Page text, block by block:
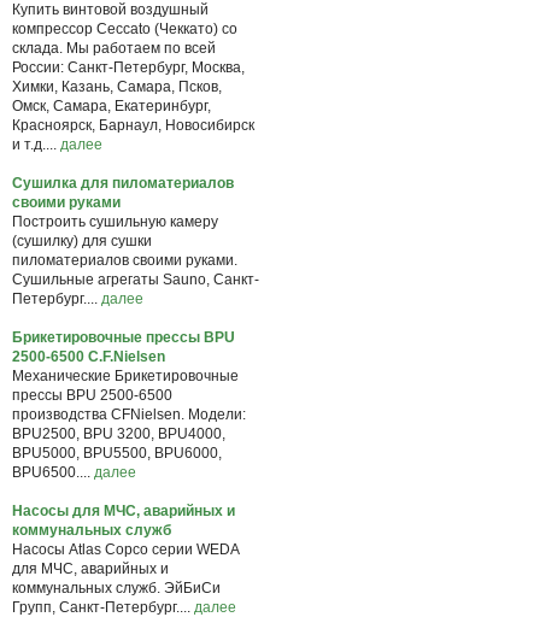
Купить винтовой воздушный
компрессор Ceccato (Чеккато) со
склада. Мы работаем по всей
России: Санкт-Петербург, Москва,
Химки, Казань, Самара, Псков,
Омск, Самара, Екатеринбург,
Красноярск, Барнаул, Новосибирск
и т.д.... далее
Сушилка для пиломатериалов
своими руками
Построить сушильную камеру
(сушилку) для сушки
пиломатериалов своими руками.
Сушильные агрегаты Sauno, Санкт-
Петербург.... далее
Брикетировочные прессы BPU
2500-6500 C.F.Nielsen
Механические Брикетировочные
прессы BPU 2500-6500
производства CFNielsen. Модели:
BPU2500, BPU 3200, BPU4000,
BPU5000, BPU5500, BPU6000,
BPU6500.... далее
Насосы для МЧС, аварийных и
коммунальных служб
Насосы Atlas Copco серии WEDA
для МЧС, аварийных и
коммунальных служб. ЭйБиСи
Групп, Санкт-Петербург.... далее